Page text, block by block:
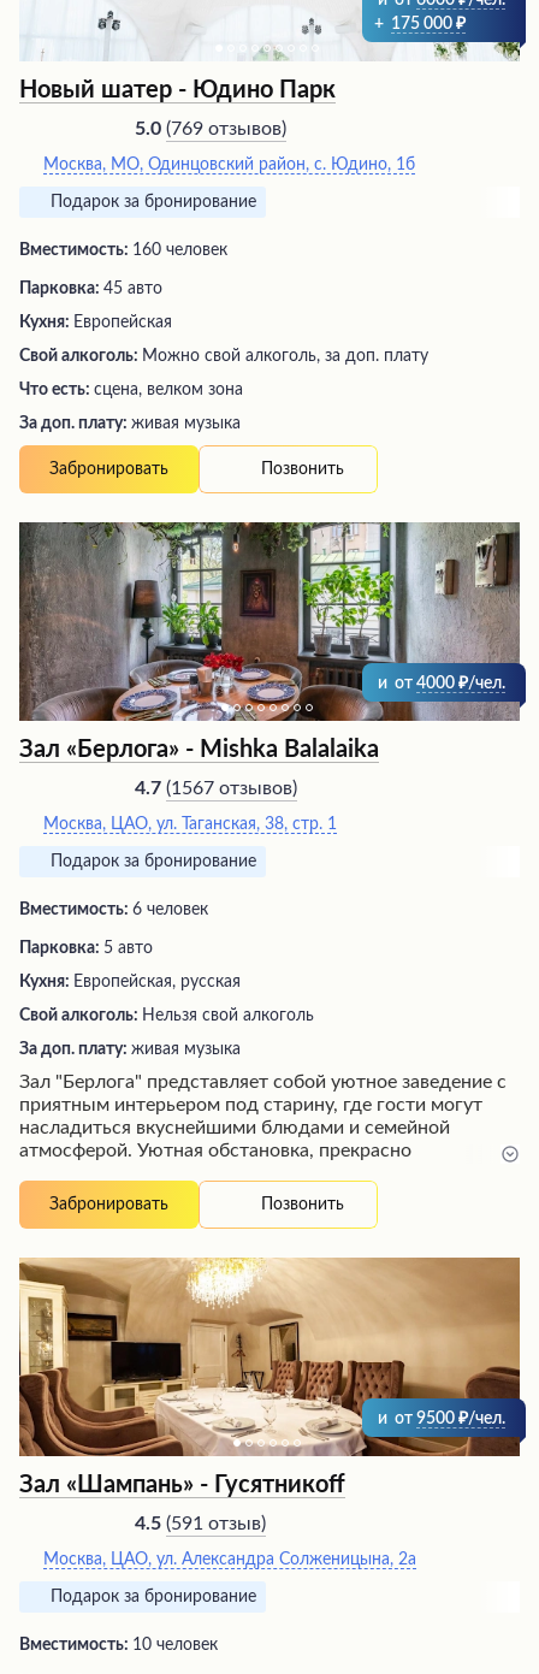
+ 175 000
Новый шатер - Юдино Парк
5.0 (769 отзывов)
Москва, МО, Одинцовский район, с. Юдино, 1б
Подарок за бронирование
Вместимость: 160 человек
Парковка: 45 авто
Кухня: Европейская
Свой алкоголь: Можно свой алкоголь, за доп. плату
Что есть: сцена, велком зона
За доп. плату: живая музыка
Забронировать Позвонить
и от 4000 /чел.
Зал «Берлога» - Mishka Balalaika
4.7 (1567 отзывов)
Москва, ЦАО, ул. Таганская, 38, стр. 1
Подарок за бронирование
Вместимость: 6 человек
Парковка: 5 авто
Кухня: Европейская, русская
Свой алкоголь: Нельзя свой алкоголь
За доп. плату: живая музыка
Зал "Берлога" представляет собой уютное заведение с
приятным интерьером под старину, где гости могут
насладиться вкуснейшими блюдами и семейной
атмосферой. Уютная обстановка, прекрасно
профессиональным и вежливым обслуживанием
персонала. Помимо уютных столиков, здесь имеются и
отличается хорошей транспортной доступностью, что
делает его привлекательным для широкого круга
посетителей.
Забронировать Позвонить
и от 9500 /чел.
Зал «Шампань» - Гусятникоff
4.5 (591 отзыв)
Москва, ЦАО, ул. Александра Солженицына, 2а
Подарок за бронирование
Вместимость: 10 человек